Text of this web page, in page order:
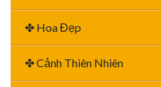
✤ Hoa Đẹp
✤ Cảnh Thiên Nhiên